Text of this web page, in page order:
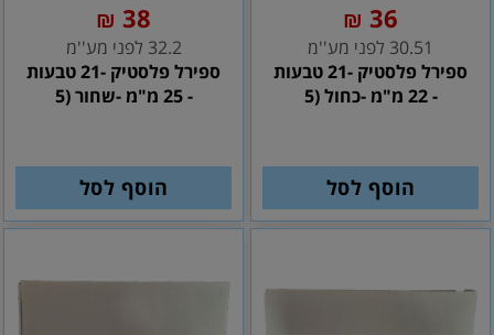
36
₪
30.51 לפני מע''מ
ספירל פלסטיק -21 טבעות
- 22 מ"מ -כחול (5
הוסף לסל
38
₪
32.2 לפני מע''מ
ספירל פלסטיק -21 טבעות
- 25 מ"מ -שחור (5
הוסף לסל